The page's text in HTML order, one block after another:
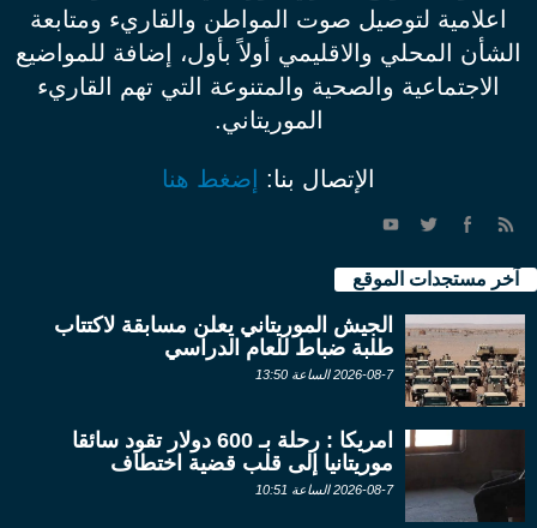
اعلامية لتوصيل صوت المواطن والقاريء ومتابعة
الشأن المحلي والاقليمي أولاً بأول، إضافة للمواضيع
الاجتماعية والصحية والمتنوعة التي تهم القاريء
الموريتاني.
الإتصال بنا: إضغط هنا
آخر مستجدات الموقع
الجيش الموريتاني يعلن مسابقة لاكتتاب
طلبة ضباط للعام الدراسي
2026-08-7 الساعة 13:50
امريكا : رحلة بـ 600 دولار تقود سائقا
موريتانيا إلى قلب قضية اختطاف
2026-08-7 الساعة 10:51